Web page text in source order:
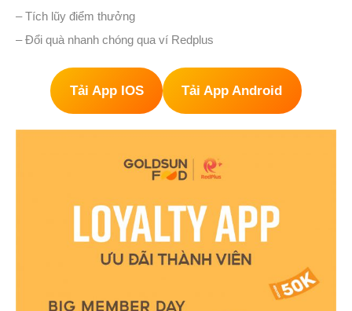
– Tích lũy điểm thưởng
– Đổi quà nhanh chóng qua ví Redplus
Tải App IOS Tải App Android